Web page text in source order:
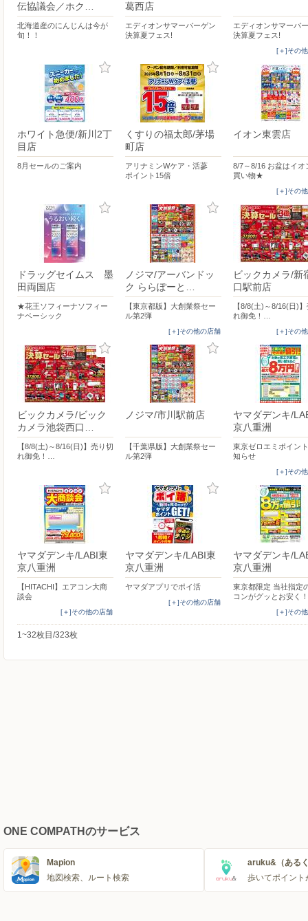
伝協議会／ホク…
北海道産のにんじんは今が
旬！！
葛西店
エディオンサマーバーゲン
決算夏フェス!
エディオンサマーバ
決算夏フェス!
[＋]その
ホワイト急便/新川2丁
目店
8月セールのご案内
くすりの福太郎/茅場
町店
アリナミンWケア・活蔘
ポイント15倍
イオン東雲店
8/7～8/16 お盆はイオ
買い物★
[＋]その
ドラッグセイムス 墨
田両国店
★花王ソフィーナソフィー
ナベーシック
ノジマ/アーバンドッ
ク ららぽーと…
【東京都版】大創業祭セー
ル第2弾
[＋]その他の店舗
ビックカメラ/新
口駅前店
【8/8(土)～8/16(日)
れ御免！…
[＋]その
ビックカメラ/ビック
カメラ池袋西口…
【8/8(土)～8/16(日)】売り切
れ御免！…
ノジマ/市川駅前店
【千葉県版】大創業祭セー
ル第2弾
ヤマダデンキ/
京八重洲
東京ゼロエミポイン
知らせ
[＋]その
ヤマダデンキ/LABI東
京八重洲
【HITACHI】エアコン大商
談会
[＋]その他の店舗
ヤマダデンキ/LABI東
京八重洲
ヤマダアプリでポイ活
[＋]その他の店舗
ヤマダデンキ/
京八重洲
東京都限定 当社指定
コンがグッとお安く！
[＋]その
1~32枚目/323枚
ONE COMPATHのサービス
Mapion
地図検索、ルート検索
aruku&（ある
歩いてポイント